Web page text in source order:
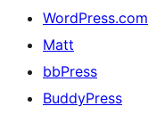
WordPress.com
Matt
bbPress
BuddyPress